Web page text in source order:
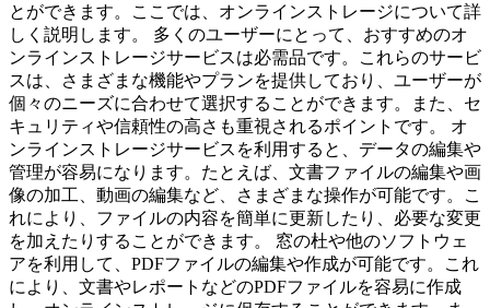
とができます。ここでは、オンラインストレージについて詳
しく説明します。 多くのユーザーにとって、おすすめのオ
ンラインストレージサービスは必需品です。これらのサービ
スは、さまざまな機能やプランを提供しており、ユーザーが
個々のニーズに合わせて選択することができます。また、セ
キュリティや信頼性の高さも重視されるポイントです。 オ
ンラインストレージサービスを利用すると、データの編集や
管理が容易になります。たとえば、文書ファイルの編集や画
像の加工、動画の編集など、さまざまな操作が可能です。こ
れにより、ファイルの内容を簡単に更新したり、必要な変更
を加えたりすることができます。 窓の杜や他のソフトウェ
アを利用して、PDFファイルの編集や作成が可能です。これ
により、文書やレポートなどのPDFファイルを容易に作成